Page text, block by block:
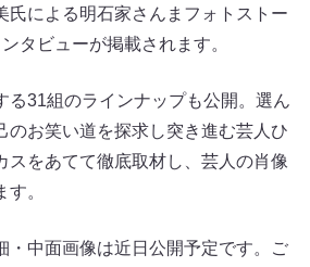
氏による明石家さんまフォトストー
タビューが掲載されます。
る31組のラインナップも公開。選ん
のお笑い道を探求し突き進む芸人ひ
スをあてて徹底取材し、芸人の肖像
。
・中面画像は近日公開予定です。ご